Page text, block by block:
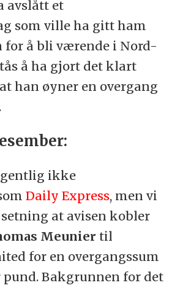
avslått et
som ville ha gitt ham
for å bli værende i Nord-
å ha gjort det klart
han øyner en overgang
ikke
Daily Express, men vi
at avisen kobler
Meunier til
for en overgangssum
Bakgrunnen for det